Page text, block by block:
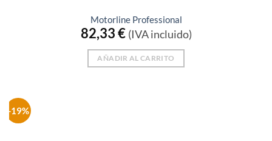
Motorline Professional
82,33€ (IVA incluido)
AÑADIR AL CARRITO
-19%